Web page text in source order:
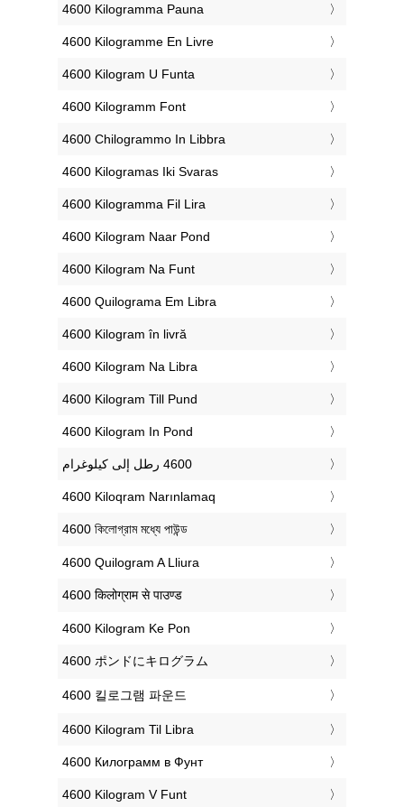
‎4600 Kilogramma Pauna
‎4600 Kilogramme En Livre
‎4600 Kilogram U Funta
‎4600 Kilogramm Font
‎4600 Chilogrammo In Libbra
‎4600 Kilogramas Iki Svaras
‎4600 Kilogramma Fil Lira
‎4600 Kilogram Naar Pond
‎4600 Kilogram Na Funt
‎4600 Quilograma Em Libra
‎4600 Kilogram în livră
‎4600 Kilogram Na Libra
‎4600 Kilogram Till Pund
‎4600 Kilogram In Pond
‎4600 Kiloqram Narınlamaq
‎4600 কিলোগ্রাম মধ্যে পাউন্ড
‎4600 Quilogram A Lliura
‎4600 किलोग्राम से पाउण्ड
‎4600 Kilogram Ke Pon
‎4600 ポンドにキログラム
‎4600 킬로그램 파운드
‎4600 Kilogram Til Libra
‎4600 Килограмм в Фунт
‎4600 Kilogram V Funt